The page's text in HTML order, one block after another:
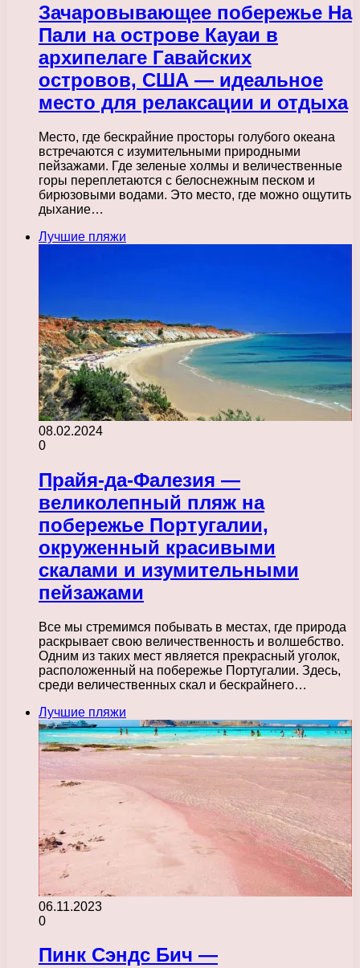
Зачаровывающее побережье На
Пали на острове Кауаи в
архипелаге Гавайских
островов, США — идеальное
место для релаксации и отдыха
Место, где бескрайние просторы голубого океана
встречаются с изумительными природными
пейзажами. Где зеленые холмы и величественные
горы переплетаются с белоснежным песком и
бирюзовыми водами. Это место, где можно ощутить
дыхание…
Лучшие пляжи
08.02.2024
0
Прайя-да-Фалезия —
великолепный пляж на
побережье Португалии,
окруженный красивыми
скалами и изумительными
пейзажами
Все мы стремимся побывать в местах, где природа
раскрывает свою величественность и волшебство.
Одним из таких мест является прекрасный уголок,
расположенный на побережье Португалии. Здесь,
среди величественных скал и бескрайнего…
Лучшие пляжи
06.11.2023
0
Пинк Сэндс Бич —